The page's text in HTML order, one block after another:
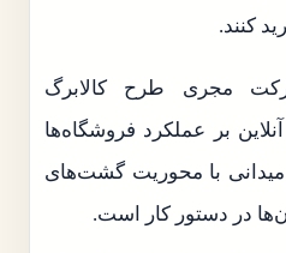
کنند.
مجری طرح کالابرگ
بر عملکرد فروشگاه‌ها
با محوریت گشت‌های
در دستور کار است.